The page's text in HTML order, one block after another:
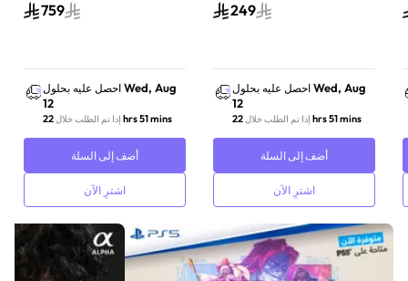
واكس بوكس وسويتش
759
احصل عليه بحلول Wed, Aug
12
إذا تم الطلب خلال 22 hrs 51 mins
أضف إلى السلة
اشترِ الآن
249
احصل عليه بحلول Wed, Aug
12
إذا تم الطلب خلال 22 hrs 51 mins
أضف إلى السلة
اشترِ الآن